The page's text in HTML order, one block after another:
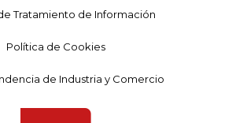
Tratamiento de Información
Política de Cookies
de Industria y Comercio